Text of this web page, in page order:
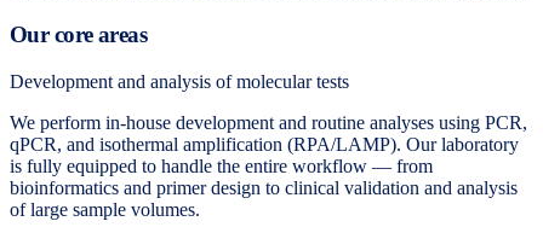
Our core areas
Development and analysis of molecular tests
We perform in-house development and routine analyses using PCR,
qPCR, and isothermal amplification (RPA/LAMP). Our laboratory
is fully equipped to handle the entire workflow — from
bioinformatics and primer design to clinical validation and analysis
of large sample volumes.